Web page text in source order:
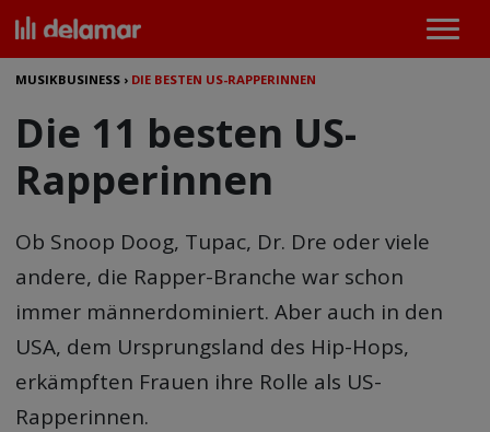
MUSIKBUSINESS › DIE BESTEN US-RAPPERINNEN
Die 11 besten US-
Rapperinnen
Ob Snoop Doog, Tupac, Dr. Dre oder viele
andere, die Rapper-Branche war schon
immer männerdominiert. Aber auch in den
USA, dem Ursprungsland des Hip-Hops,
erkämpften Frauen ihre Rolle als US-
Rapperinnen.